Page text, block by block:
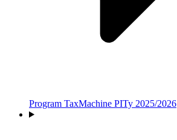
Program TaxMachine PITy 2025/2026